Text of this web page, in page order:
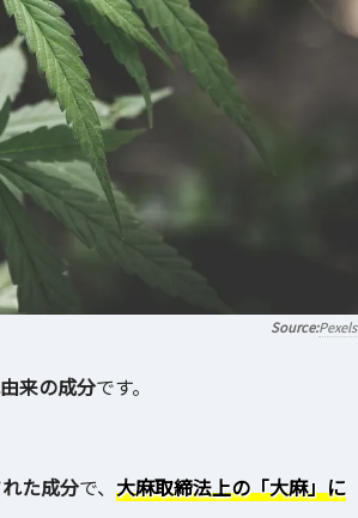
Pexels
来の成分です。
た成分で、 大麻取締法上の「大麻」に